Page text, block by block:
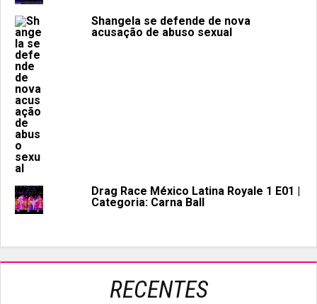
Shangela se defende de nova
acusação de abuso sexual
Drag Race México Latina Royale 1 E01 |
Categoria: Carna Ball
RECENTES